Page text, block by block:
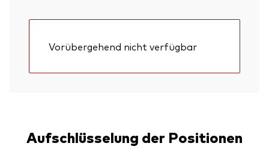
Vorübergehend nicht verfügbar
Aufschlüsselung der Positionen